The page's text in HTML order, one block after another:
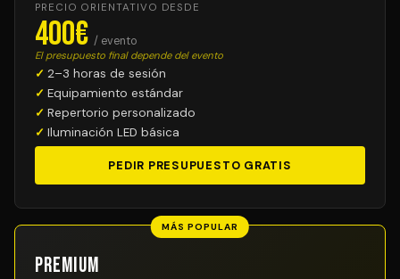
PRECIO ORIENTATIVO DESDE
400€ / evento
El presupuesto final depende del evento
2–3 horas de sesión
Equipamiento estándar
Repertorio personalizado
Iluminación LED básica
PEDIR PRESUPUESTO GRATIS
MÁS POPULAR
Premium